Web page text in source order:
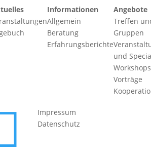
Informationen
Allgemein
Beratung
Erfahrungsberichte
Angebote
Treffen
Gruppen
und
Vorträge
Impressum
Datenschutz